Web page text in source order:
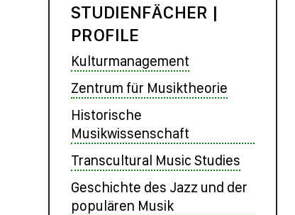
STUDIENFÄCHER |
PROFILE
Kulturmanagement
Zentrum für Musiktheorie
Historische
Musikwissenschaft
Transcultural Music Studies
Geschichte des Jazz und der
populären Musik